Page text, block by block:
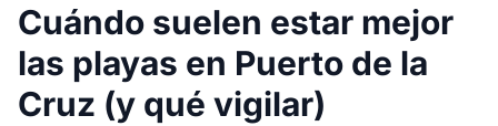
Cuándo suelen estar mejor
las playas en Puerto de la
Cruz (y qué vigilar)